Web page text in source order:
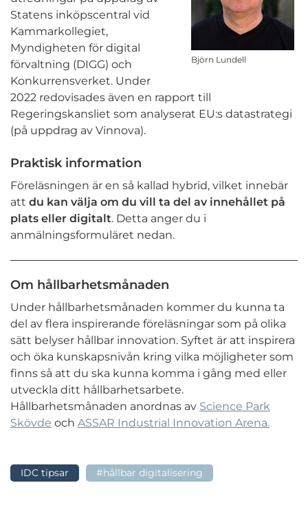
Björn Lundell
Statens inköpscentral vid
Kammarkollegiet,
Myndigheten för digital
förvaltning (DIGG) och
Konkurrensverket. Under
2022 redovisades även en rapport till
Regeringskansliet som analyserat EU:s datastrategi
(på uppdrag av Vinnova).
Praktisk information
Föreläsningen är en så kallad hybrid, vilket innebär
att du kan välja om du vill ta del av innehållet på
plats eller digitalt. Detta anger du i
anmälningsformuläret nedan.
Om hållbarhetsmånaden
Under hållbarhetsmånaden kommer du kunna ta
del av flera inspirerande föreläsningar som på olika
sätt belyser hållbar innovation. Syftet är att inspirera
och öka kunskapsnivån kring vilka möjligheter som
finns så att du ska kunna komma i gång med eller
utveckla ditt hållbarhetsarbete.
Hållbarhetsmånaden anordnas av Science Park
Skövde och ASSAR Industrial Innovation Arena.
IDC tipsar #hållbar digitalisering